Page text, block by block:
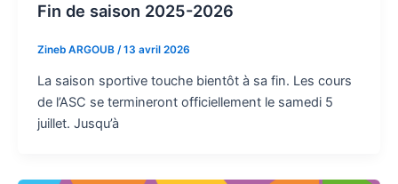
Fin de saison 2025-2026
Zineb ARGOUB /13 avril 2026
La saison sportive touche bientôt à sa fin. Les cours
de l’ASC se termineront officiellement le samedi 5
juillet. Jusqu’à